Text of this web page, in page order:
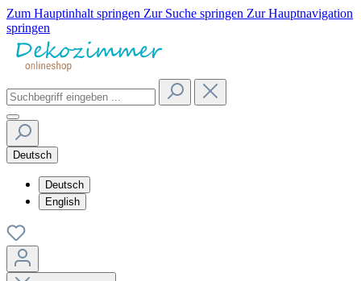
Zum Hauptinhalt springen Zur Suche springen Zur Hauptnavigation
springen
Deutsch
Deutsch
English